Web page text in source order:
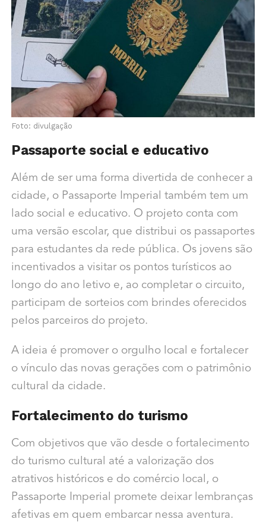
Foto: divulgação
Passaporte social e educativo
Além de ser uma forma divertida de conhecer a
cidade, o Passaporte Imperial também tem um
lado social e educativo. O projeto conta com
uma versão escolar, que distribui os passaportes
para estudantes da rede pública. Os jovens são
incentivados a visitar os pontos turísticos ao
longo do ano letivo e, ao completar o circuito,
participam de sorteios com brindes oferecidos
pelos parceiros do projeto.
A ideia é promover o orgulho local e fortalecer
o vínculo das novas gerações com o patrimônio
cultural da cidade.
Fortalecimento do turismo
Com objetivos que vão desde o fortalecimento
do turismo cultural até a valorização dos
atrativos históricos e do comércio local, o
Passaporte Imperial promete deixar lembranças
afetivas em quem embarcar nessa aventura.